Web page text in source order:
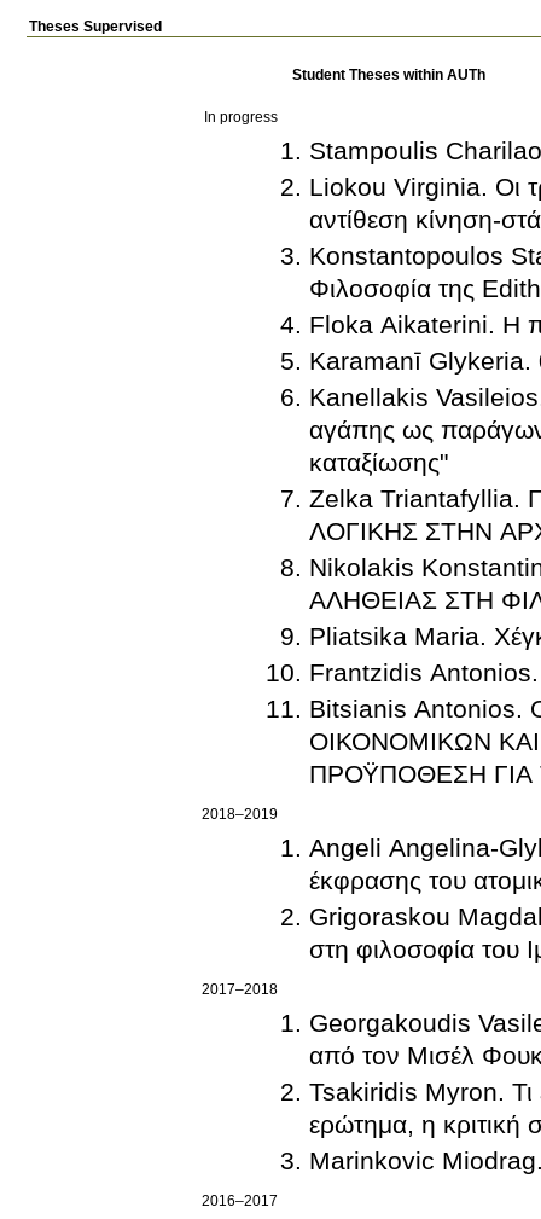
Theses Supervised
Student Theses within AUTh
In progress
Stampoulis
Liokou Virginia. Οι
αντίθεση κίνηση-
Konstantopoulos
Φιλοσοφία της
Floka Aikaterini. Η
Karamanī Glykeria.
Kanellakis Vasileios.
αγάπης ως παράγων
καταξίωσης"
Zelka
ΛΟΓΙΚΗΣ ΣΤΗΝ
Nikolakis
ΑΛΗΘΕΙΑΣ ΣΤΗ
Pliatsika Maria.
Frantzidis
Bitsianis
ΟΙΚΟΝΟΜΙΚΩΝ
ΠΡΟΫΠΟΘΕΣΗ ΓΙΑ
2018–2019
Angeli Angelina-
έκφρασης του
Grigoraskou
στη φιλοσοφία του
2017–2018
Georgakoudis
από τον Μισέλ
Tsakiridis Myron. Τι
ερώτημα, η κριτική
Marinkovic Miodrag.
2016–2017